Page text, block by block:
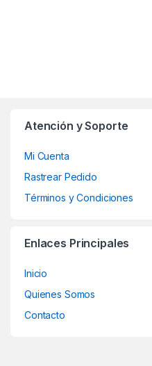
Atención y Soporte
Mi Cuenta
Rastrear Pedido
Términos y Condiciones
Enlaces Principales
Inicio
Quienes Somos
Contacto